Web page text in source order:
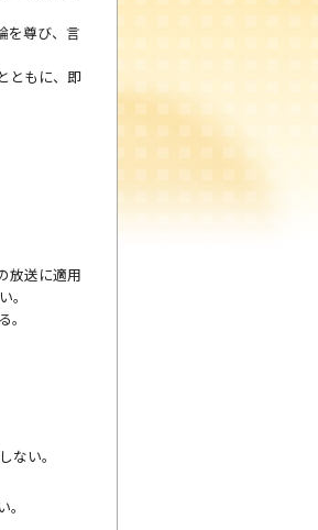
を尊び、言
ともに、即
放送に適用
。
い。